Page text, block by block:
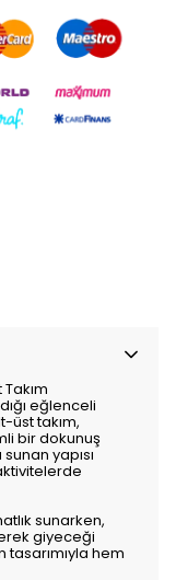
eğlenceli
üst takım,
bir dokunuş
yapısı
sunarken,
giyeceği
hem